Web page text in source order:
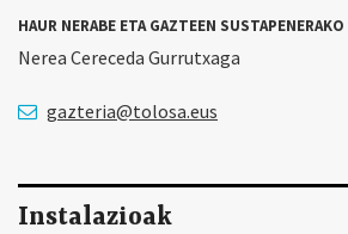
HAUR NERABE ETA GAZTEEN
Nerea Cereceda Gurrutxaga
gazteria@tolosa.eus
Instalazioak